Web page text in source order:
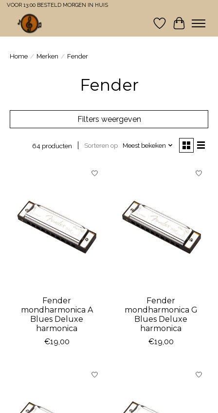
VOOR 13:00 BESTELD MORGEN IN HUIS
Verlanglijst
Home / Merken / Fender
Fender
Filters weergeven
64 producten Sorteren op Meest bekeken
Fender
mondharmonica A
Blues Deluxe
harmonica
€19,00
Fender
mondharmonica G
Blues Deluxe
harmonica
€19,00